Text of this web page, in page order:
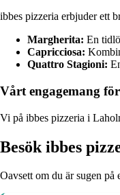
ibbes pizzeria erbjuder ett
Margherita: En
Capricciosa:
Quattro Stagioni:
Vårt engagemang
Vi på ibbes pizzeria i
Besök ibbes
Oavsett om du är sugen